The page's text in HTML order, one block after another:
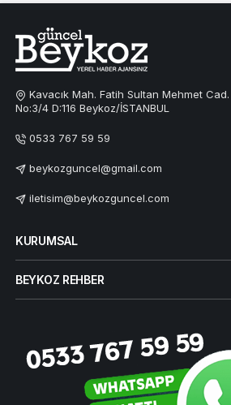
Kavacık Mah. Fatih Sultan Mehmet
No:3/4 D:116 Beykoz/İSTANBUL
0533 767 59 59
beykozguncel@gmail.com
iletisim@beykozguncel.com
KURUMSAL
BEYKOZ REHBER